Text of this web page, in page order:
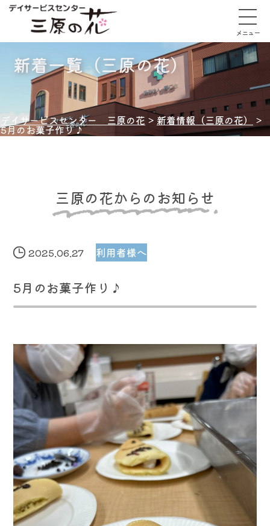
メニュー
新着一覧（三原の花）
デイサービスセンター 三原の花 > 新着情報（三原の花） >
5月のお菓子作り♪
三原の花からのお知らせ
2025.06.27 利用者様へ
5月のお菓子作り♪